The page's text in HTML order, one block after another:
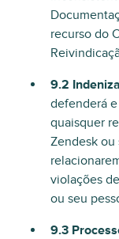
recurso do
9.2
defenderá
quaisquer
Zendesk ou
violações
ou seu
9.3